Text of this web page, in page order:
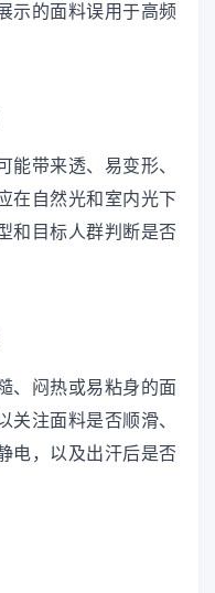
示的面料误用于高频
能带来透、易变形、
在自然光和室内光下
和目标人群判断是否
、闷热或易粘身的面
关注面料是否顺滑、
电，以及出汗后是否